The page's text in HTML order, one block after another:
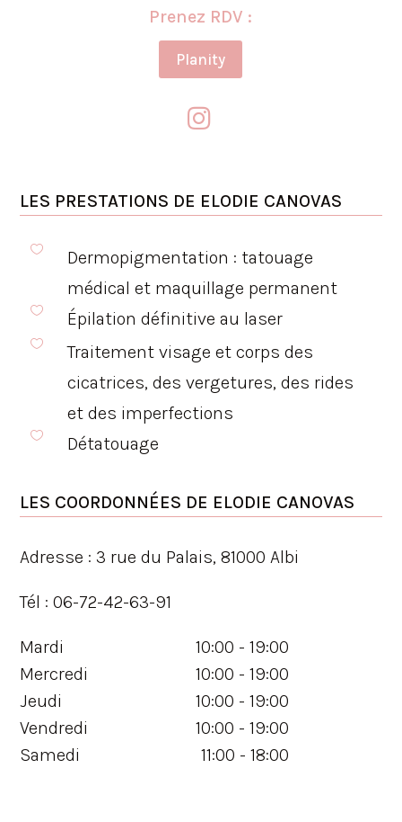
Prenez RDV :
Planity

LES PRESTATIONS DE ELODIE CANOVAS

Dermopigmentation : tatouage
médical et maquillage permanent
 Épilation définitive au laser

Traitement visage et corps des
cicatrices, des vergetures, des rides
et des imperfections
 Détatouage
LES COORDONNÉES DE ELODIE CANOVAS
Adresse :3 rue du Palais, 81000 Albi
Tél :06-72-42-63-91
Mardi
10:00 - 19:00
Mercredi
10:00 - 19:00
Jeudi
10:00 - 19:00
Vendredi
10:00 - 19:00
Samedi
11:00 - 18:00